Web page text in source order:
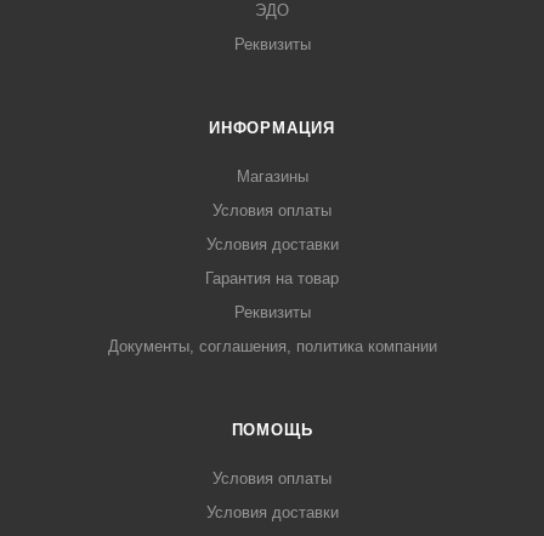
ЭДО
Реквизиты
ИНФОРМАЦИЯ
Магазины
Условия оплаты
Условия доставки
Гарантия на товар
Реквизиты
Документы, соглашения, политика компании
ПОМОЩЬ
Условия оплаты
Условия доставки